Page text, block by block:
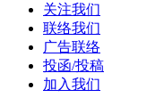
关注我们
联络我们
广告联络
投函/投稿
加入我们